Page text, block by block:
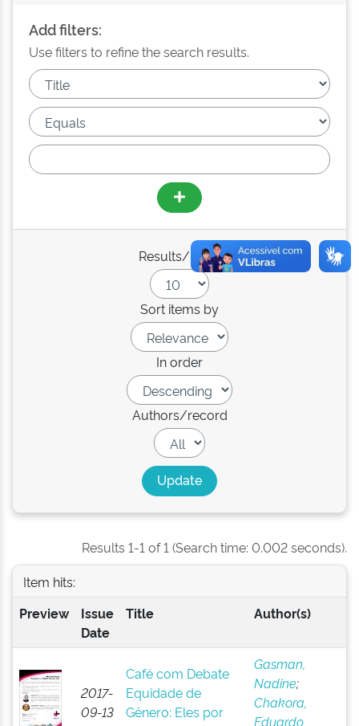
Add filters:
Use filters to refine the search results.
Results/Page
Sort items by
In order
Authors/record
Results 1-1 of 1 (Search time: 0.002 seconds).
Item hits:
Preview
Issue
Date
Title Author(s)
2017-
09-13
Café com Debate
Equidade de
Gênero: Eles por
Gasman,
Nadine;
Chakora,
Eduardo